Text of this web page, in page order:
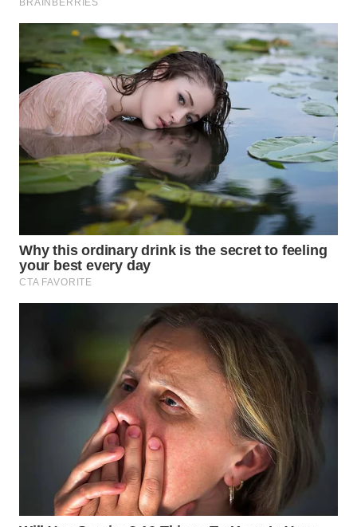
INDRAMAYU
WN
KUNINGAN
WN
MAJALENGKA
WN
WN
SUKABUMI
TIMUR
SEMARANG
SOLO